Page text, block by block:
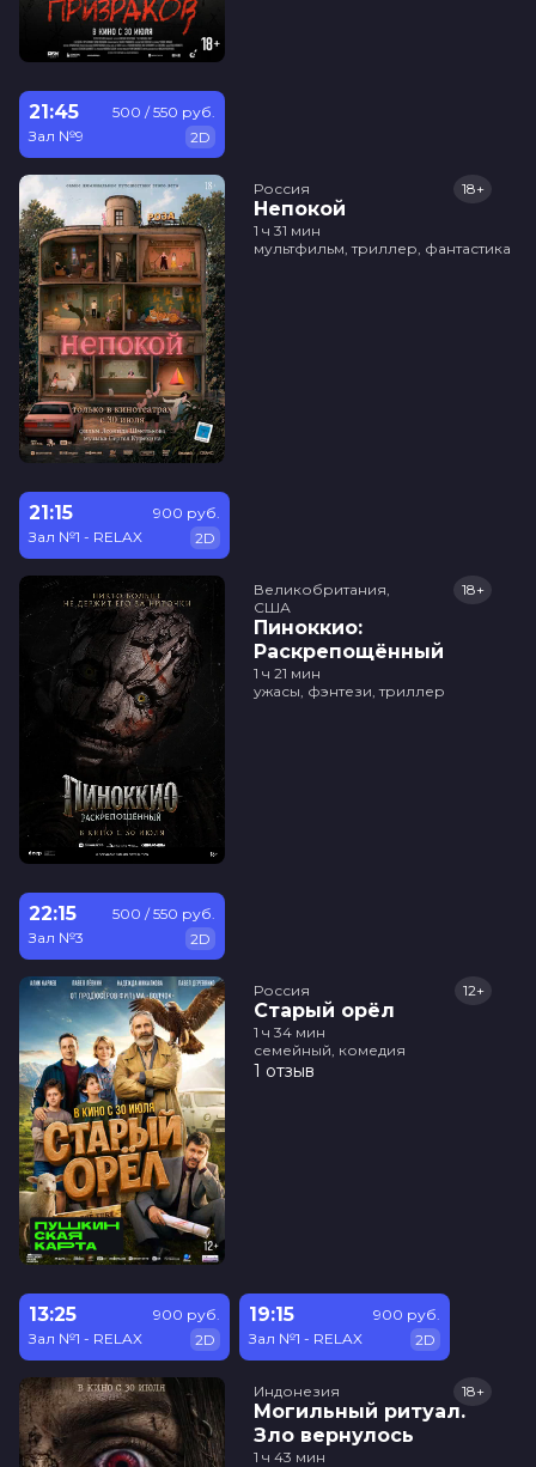
21:45
Зал №9
500 / 550 руб.
2D
Россия
Непокой
18+
1 ч 31 мин
мультфильм, триллер, фантастика
21:15
Зал №1 - RELAX
900 руб.
2D
Великобритания,
США
Пиноккио:
Раскрепощённый
18+
1 ч 21 мин
ужасы, фэнтези, триллер
22:15
Зал №3
500 / 550 руб.
2D
Россия
Старый орёл
12+
1 ч 34 мин
семейный, комедия
1 отзыв
13:25
Зал №1 - RELAX
900 руб.
2D
19:15
Зал №1 - RELAX
900 руб.
2D
Индонезия
Могильный ритуал.
Зло вернулось
18+
1 ч 43 мин